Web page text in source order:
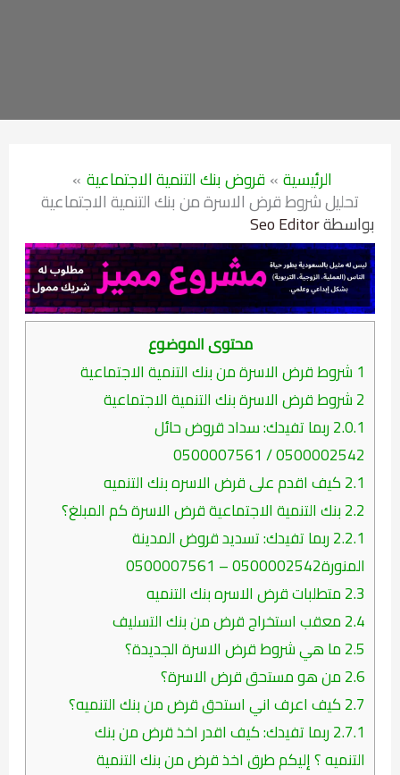
الرئيسية قروض بنك التنمية الاجتماعية
تحليل شروط قرض الاسرة من بنك التنمية الاجتماعية
بواسطةSeo Editor
محتوى الموضوع
1 شروط قرض الاسرة من بنك التنمية الاجتماعية
2شروط قرض الاسرة بنك التنمية الاجتماعية
2.0.1ربما تفيدك: سداد قروض حائل
0500002542 / 0500007561
2.1كيف اقدم على قرض الاسره بنك التنميه
2.2بنك التنمية الاجتماعية قرض الاسرة كم المبلغ؟
2.2.1ربما تفيدك: تسديد قروض المدينة
المنورة0500002542 – 0500007561
2.3متطلبات قرض الاسره بنك التنميه
2.4معقب استخراج قرض من بنك التسليف
2.5ما هي شروط قرض الاسرة الجديدة؟
2.6من هو مستحق قرض الاسرة؟
2.7كيف اعرف اني استحق قرض من بنك التنميه؟
2.7.1ربما تفيدك: كيف اقدر اخذ قرض من بنك
التنميه ؟ إليكم طرق اخذ قرض من بنك التنمية